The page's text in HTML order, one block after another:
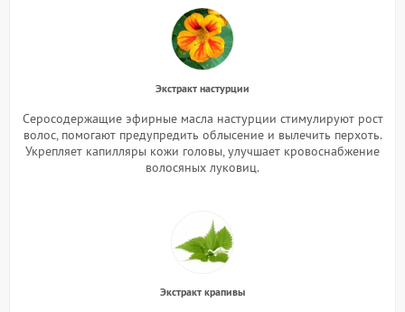
Экстракт настурции
Серосодержащие эфирные масла настурции стимулируют рост
волос, помогают предупредить облысение и вылечить перхоть.
Укрепляет капилляры кожи головы, улучшает кровоснабжение
волосяных луковиц.
Экстракт крапивы